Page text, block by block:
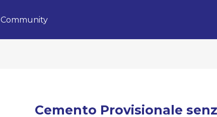
Community
Cemento Provisionale